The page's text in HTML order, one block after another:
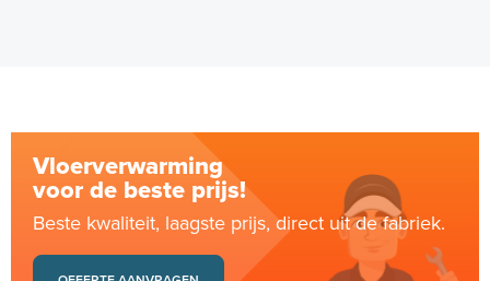
Vloerverwarming
voor de beste prijs!
Beste kwaliteit, laagste prijs, direct uit de fabriek.